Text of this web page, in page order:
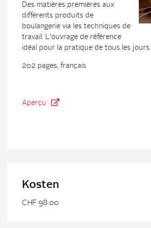
Des matières premières aux
différents produits de
boulangerie via les techniques de
travail. L'ouvrage de référence
idéal pour la pratique de tous les jours.
202 pages, français
Aperçu
Kosten
CHF 98.00